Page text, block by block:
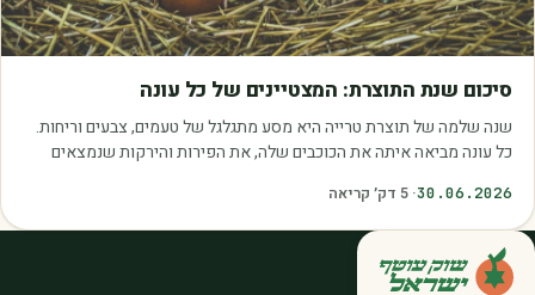
סיכום שנת התוצרת: המצטיינים של כל עונה
שנה שלמה של תוצרת טרייה היא מסע מתגלגל של טעמים, צבעים וריחות.
כל עונה מביאה איתה את הכוכבים שלה, את הפירות והירקות שנמצאים
30.06.2026
·
5 דק׳ קריאה